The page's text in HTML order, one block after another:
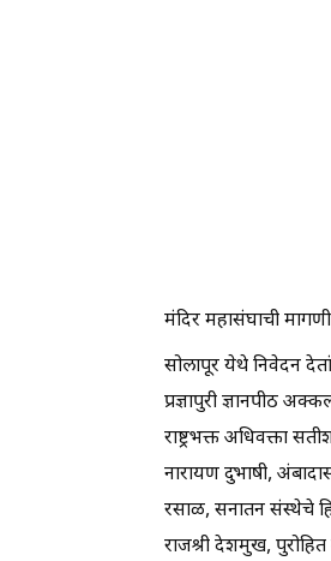
मंदिर महासंघाची
सोलापूर येथे निवेदन
प्रज्ञापुरी ज्ञानपीठ
राष्ट्रभक्त अधिवक्ता
नारायण दुभाषी,
रसाळ, सनातन संस्थेचे
राजश्री देशमुख,